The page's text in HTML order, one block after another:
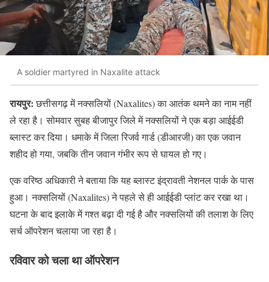
A soldier martyred in Naxalite attack
रायपुर:छत्तीसगढ़ में नक्सलियों (Naxalites) का आतंक थमने का नाम नहीं
ले रहा है। सोमवार सुबह बीजापुर जिले में नक्सलियों ने एक बड़ा आईईडी
ब्लास्ट कर दिया। धमाके में जिला रिजर्व गार्ड (डीआरजी) का एक जवान
शहीद हो गया, जबकि तीन जवान गंभीर रूप से घायल हो गए।
एक वरिष्ठ अधिकारी ने बताया कि यह ब्लास्ट इंद्रावती नेशनल पार्क के पास
हुआ। नक्सलियों (Naxalites) ने पहले से ही आईईडी प्लांट कर रखा था।
घटना के बाद इलाके में गश्त बढ़ा दी गई है और नक्सलियों की तलाश के लिए
सर्च ऑपरेशन चलाया जा रहा है।
रविवार को चला था ऑपरेशन